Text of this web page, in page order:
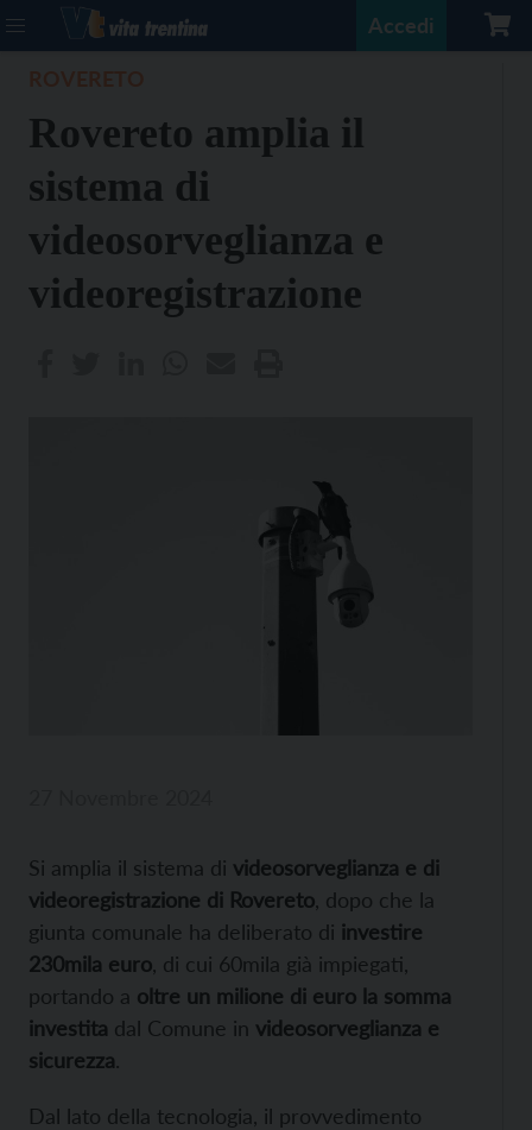
Accedi
Rovereto amplia il
sistema di
videosorveglianza e
videoregistrazione
Si amplia il sistema di videosorveglianza e di
videoregistrazione di Rovereto , dopo che la
giunta comunale ha deliberato di investire
230mila euro , di cui 60mila già impiegati,
portando a oltre un milione di euro la somma
investita dal Comune in videosorveglianza e
sicurezza.
Dal lato della tecnologia, il provvedimento